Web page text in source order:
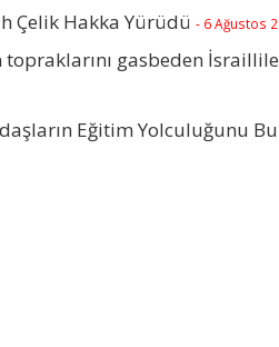
Çelik Hakka Yürüdü - 6 Ağustos
gasbeden
Eğitim Yolculuğunu